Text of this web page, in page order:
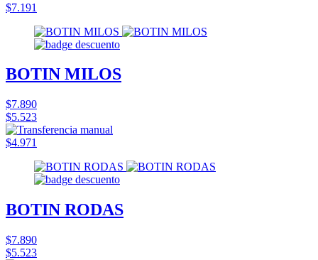
$7.191
BOTIN MILOS
$7.890
$5.523
$4.971
BOTIN RODAS
$7.890
$5.523